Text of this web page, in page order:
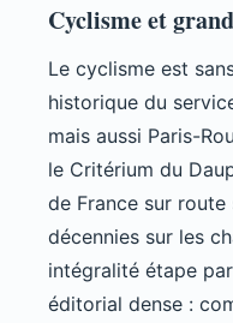
Cyclisme et
Le cyclisme est
historique du
mais aussi Paris-
le Critérium du
de France sur
décennies sur les
intégralité étape
éditorial dense :